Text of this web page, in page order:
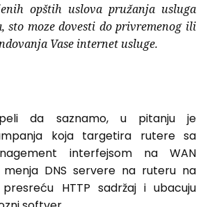
opštih uslova pružanja usluga
sto moze dovesti do privremenog ili
Vase internet usluge.
da saznamo, u pitanju je
koja targetira rutere sa
interfejsom na WAN
menja DNS servere na ruteru na
HTTP sadržaj i ubacuju